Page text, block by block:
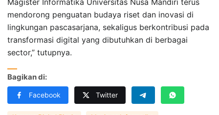
mendorong penguatan budaya riset dan inovasi di
lingkungan pascasarjana, sekaligus berkontribusi pada
transformasi digital yang dibutuhkan di berbagai
sector,” tutupnya.
Bagikan di:
Facebook Twitter